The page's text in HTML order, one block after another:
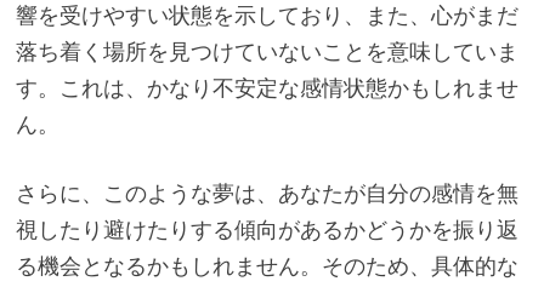
響を受けやすい状態を示しており、また、心がまだ
落ち着く場所を見つけていないことを意味していま
す。これは、かなり不安定な感情状態かもしれませ
ん。
さらに、このような夢は、あなたが自分の感情を無
視したり避けたりする傾向があるかどうかを振り返
る機会となるかもしれません。そのため、具体的な